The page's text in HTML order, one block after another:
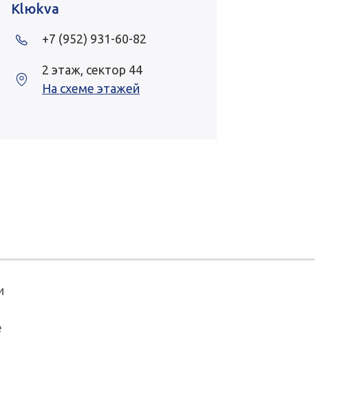
Klюkva
+7 (952) 931-60-82
2 этаж, сектор 44
На схеме этажей